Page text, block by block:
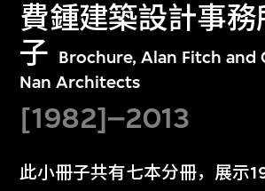
費鍾建築設計事務
子 Brochure, Alan Fitch and
Nan Architects
[1982]–2013
此小冊子共有七本分冊，展示